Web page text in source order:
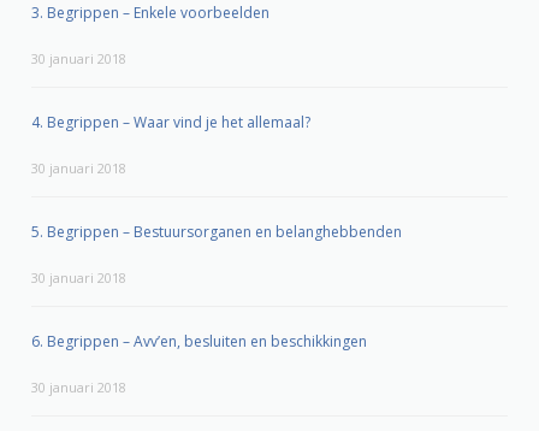
3. Begrippen – Enkele voorbeelden
30 januari 2018
4. Begrippen – Waar vind je het allemaal?
30 januari 2018
5. Begrippen – Bestuursorganen en belanghebbenden
30 januari 2018
6. Begrippen – Avv’en, besluiten en beschikkingen
30 januari 2018